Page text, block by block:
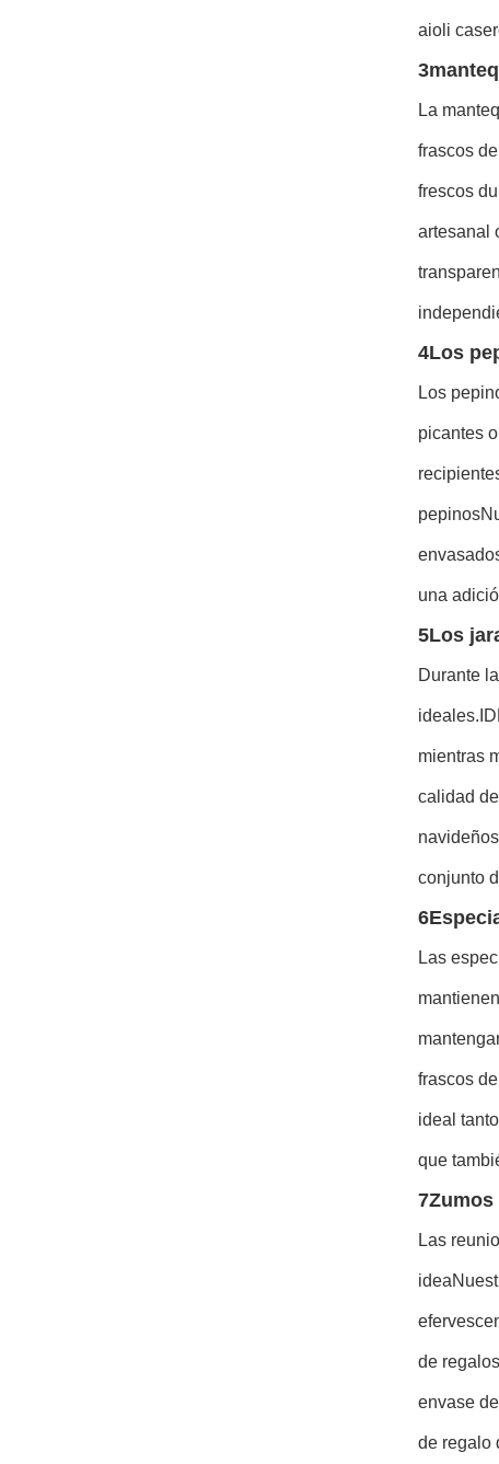
aioli
La
frascos
frescos
artesanal
4Los
Los
picantes
una
5Los
Durante
mientras
calidad
conjunto
Las
frascos
ideal
que
Las
idea
de
envase
de regalo